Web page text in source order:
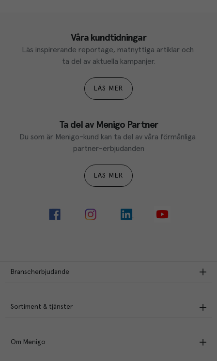
Våra kundtidningar
Läs inspirerande reportage, matnyttiga artiklar och
ta del av aktuella kampanjer.
LÄS MER
Ta del av Menigo Partner
Du som är Menigo-kund kan ta del av våra förmånliga
partner-erbjudanden
LÄS MER
Branscherbjudande
Sortiment & tjänster
Om Menigo